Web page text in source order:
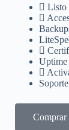
Listo
Uptime
Comprar